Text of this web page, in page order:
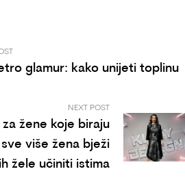
glamur: kako unijeti toplinu
NEXT POST
žene koje biraju
više žena bježi
žele učiniti istima